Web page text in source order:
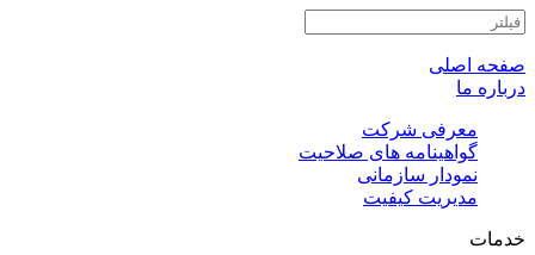
صفحه اصلی
درباره ما
معرفی شرکت
گواهینامه های صلاحیت
نمودار سازمانی
مدیریت کیفیت
خدمات